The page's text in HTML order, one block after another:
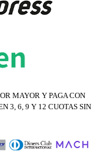
MAYOR Y PAGA CON
3, 6, 9 Y 12 CUOTAS SIN